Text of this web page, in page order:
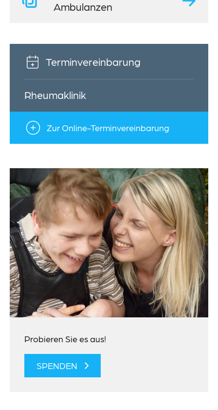
Ambulanzen
Terminvereinbarung
Rheumaklinik
Zur Online-Terminvereinbarung
Probieren Sie es aus!
SPENDEN